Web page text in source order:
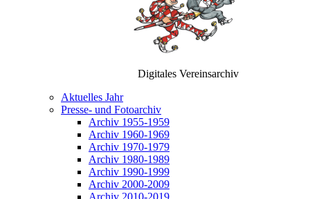
Digitales Vereinsarchiv
Aktuelles Jahr
Presse- und Fotoarchiv
Archiv 1955-1959
Archiv 1960-1969
Archiv 1970-1979
Archiv 1980-1989
Archiv 1990-1999
Archiv 2000-2009